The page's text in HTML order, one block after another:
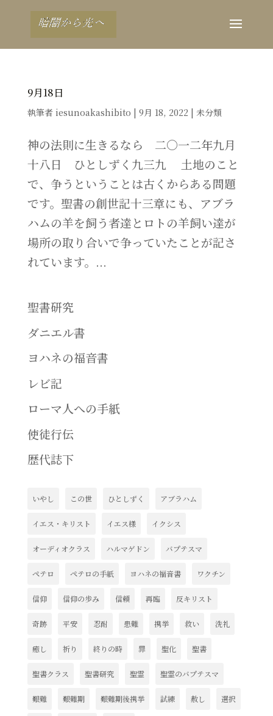
9月18日
執筆者 iesunoakashibito | 9月 18, 2022 | 未分類
神の法則に生きるなら 二〇一二年九月
十八日 ひとしずく九三九 土地のこと
で、争うということは古くからある問題
です。聖書の創世記十三章にも、アブラ
ハムの羊を飼う者達とロトの羊飼い達が
場所の取り合いで争っていたことが記さ
れています。...
聖書研究
ダニエル書
ヨハネの福音書
レビ記
ローマ人への手紙
使徒行伝
歴代誌下
いやし この世 ひとしずく アブラハム
イエス・キリスト イエス様 イクシス
オーディオクラス ハルマゲドン バプテスマ
ペテロ ペテロの手紙 ヨハネの福音書 ワクチン
信仰 信仰の歩み 信頼 再臨 反キリスト
奇跡 平安 忍耐 患難 携挙 救い 洗礼
癒し 祈り 終りの時 罪 聖化 聖書
聖書クラス 聖書研究 聖霊 聖霊のバプテスマ
艱難 艱難期 艱難期後携挙 試練 赦し 選択